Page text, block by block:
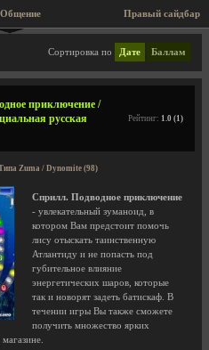
Правый сайдбар
Сортировка по Дате Баллам
приключение /
русская
Рейтинг: 1.0 (1)
Zuma / Dynomite (98)
Сприлл. Подводное приключение
- увлекательный зуманоид, в
котором Вам предстоит помочь
лису отыскать таинственную
Атлантиду и не попасть под
губительное влияние
энергетических шаров, которые
так и новорят задеть батискаф. В
течении игры Вы также сможете
получить множество ярких